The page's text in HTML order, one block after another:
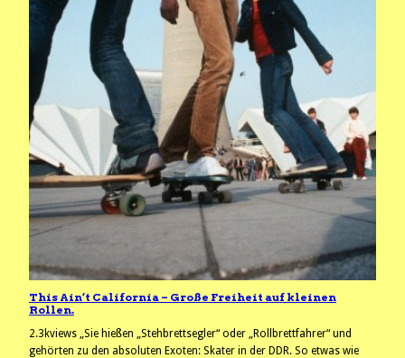
This Ain’t California – Große Freiheit auf kleinen
Rollen.
2.3kviews „Sie hießen „Stehbrettsegler“ oder „Rollbrettfahrer“ und
gehörten zu den absoluten Exoten: Skater in der DDR. So etwas wie